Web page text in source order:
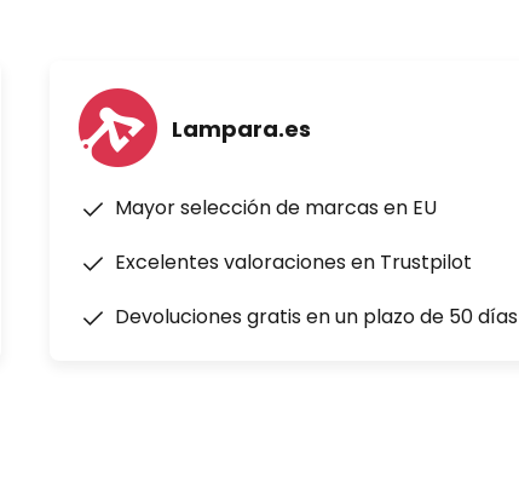
Lampara.es
Mayor selección de marcas en EU
Excelentes valoraciones en Trustpilot
Devoluciones gratis en un plazo de 50 días